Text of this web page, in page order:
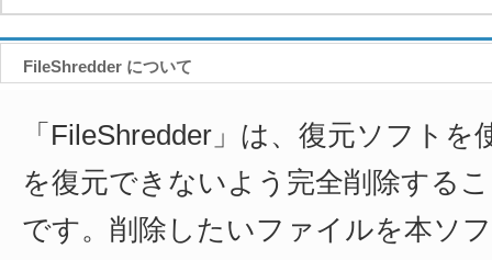
FileShredder について
「FileShredder」は、復元ソフト
を復元できないよう完全削除する
です。削除したいファイルを本ソ